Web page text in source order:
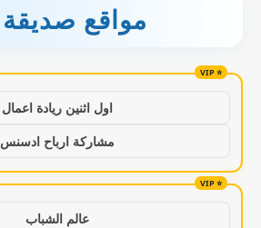
مواقع صديقة
اول اثنين ريادة اعمال
مشاركة ارباح ادسنس
عالم الشباب